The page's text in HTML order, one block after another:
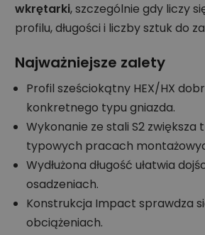
wkrętarki, szczególnie gdy liczy
profilu, długości i liczby sztuk do
Najważniejsze zalety
Profil sześciokątny HEX/HX
konkretnego typu gniazda.
Wykonanie ze stali S2 zwiększa
typowych pracach
Wydłużona długość ułatwia
osadzeniach.
Konstrukcja Impact sprawdza
obciążeniach.